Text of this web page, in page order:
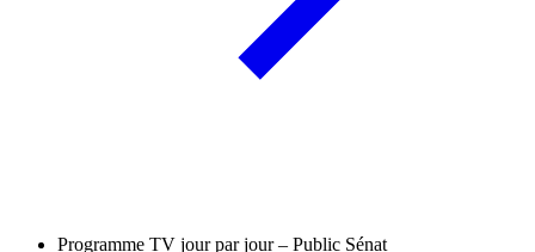
Programme TV jour par jour – Public Sénat